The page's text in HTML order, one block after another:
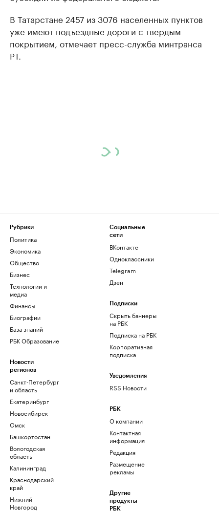
В Татарстане 2457 из 3076 населенных пунктов
уже имеют подъездные дороги с твердым
покрытием, отмечает пресс-служба минтранса
РТ.
Рубрики
Политика
Экономика
Общество
Бизнес
Технологии и
медиа
Финансы
Биографии
База знаний
РБК Образование
Новости
регионов
Санкт-Петербург
и область
Екатеринбург
Новосибирск
Омск
Башкортостан
Вологодская
область
Калининград
Краснодарский
край
Нижний
Новгород
Социальные
сети
ВКонтакте
Одноклассники
Telegram
Дзен
Подписки
Скрыть баннеры
на РБК
Подписка на РБК
Корпоративная
подписка
Уведомления
RSS Новости
РБК
О компании
Контактная
информация
Редакция
Размещение
рекламы
Другие
продукты
РБК